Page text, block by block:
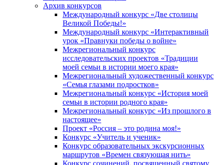
Архив конкурсов
Международный конкурс «Две столицы
Великой Победы!»
Международный конкурс «Интерактивный
урок «Правнуки победы о войне»
Межрегиональный конкурс
исследовательских проектов «Традиции
моей семьи в истории моего края»
Межрегиональный художественный конкурс
«Семья глазами подростков»
Межрегиональный конкурс «История моей
семьи в истории родного края»
Межрегиональный конкурс «Из прошлого в
настоящее»
Проект «Россия – это родина моя!»
Конкурс «Учитель и ученик»
Конкурс образовательных экскурсионных
маршрутов «Времен связующая нить»
Конкурс сочинений, посвященный святому